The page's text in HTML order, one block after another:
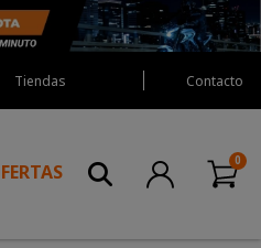
Tiendas Contacto